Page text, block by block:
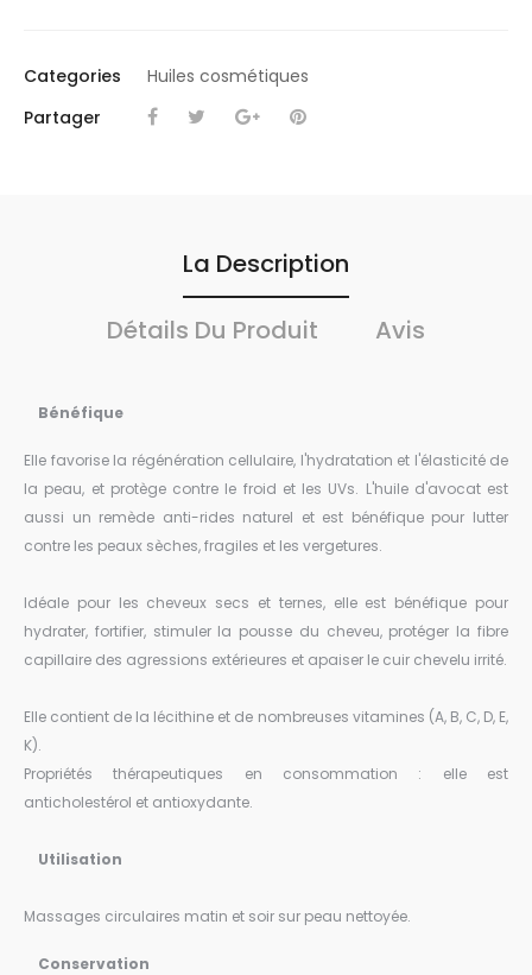
Categories
Huiles cosmétiques
Partager
La Description
Détails Du Produit
Avis
Bénéfique
Elle favorise la régénération cellulaire, l'hydratation et l'élasticité de
la peau, et protège contre le froid et les UVs. L'huile d'avocat est
aussi un remède anti-rides naturel et est bénéfique pour lutter
contre les peaux sèches, fragiles et les vergetures.
Idéale pour les cheveux secs et ternes, elle est bénéfique pour
hydrater, fortifier, stimuler la pousse du cheveu, protéger la fibre
capillaire des agressions extérieures et apaiser le cuir chevelu irrité.
Elle contient de la lécithine et de nombreuses vitamines (A, B, C, D, E,
K).
Propriétés thérapeutiques en consommation : elle est
anticholestérol et antioxydante.
Utilisation
Massages circulaires matin et soir sur peau nettoyée.
Conservation